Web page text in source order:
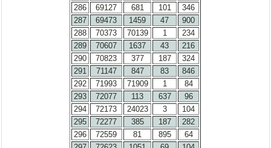
286
69127 681 101
346
287
69473 1459 47
900
288
70373 70139 1
234
289
70607 1637 43
216
290
70823 377 187
324
291
71147 847 83
846
292
71993 71909 1
84
293
72077 113 637
96
294
72173 24023 3
104
295
72277 385 187
282
296
72559 81 895
64